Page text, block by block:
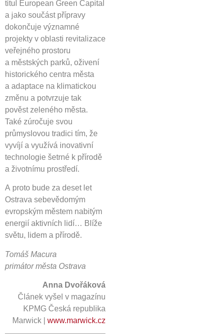
titul European Green Capital
a jako součást přípravy
dokončuje významné
projekty v oblasti revitalizace
veřejného prostoru
a městských parků, oživení
historického centra města
a adaptace na klimatickou
změnu a potvrzuje tak
pověst zeleného města.
Také zúročuje svou
průmyslovou tradici tím, že
vyvíjí a využívá inovativní
technologie šetrné k přírodě
a životnímu prostředí.
A proto bude za deset let
Ostrava sebevědomým
evropským městem nabitým
energií aktivních lidí… Blíže
světu, lidem a přírodě.
Tomáš Macura
primátor města Ostrava
Anna Dvořáková
Článek vyšel v magazínu
KPMG Česká republika
Marwick | www.marwick.cz